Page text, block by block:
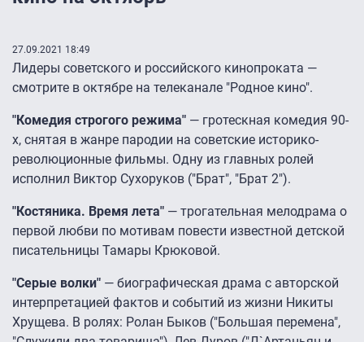
27.09.2021 18:49
Лидеры советского и российского кинопроката —
смотрите в октябре на телеканале "Родное кино".
"Комедия строгого режима" — гротескная комедия 90-
х, снятая в жанре пародии на советские историко-
революционные фильмы. Одну из главных ролей
исполнил Виктор Сухоруков ("Брат", "Брат 2").
"Костяника. Время лета" — трогательная мелодрама о
первой любви по мотивам повести известной детской
писательницы Тамары Крюковой.
"Серые волки" — биографическая драма с авторской
интерпретацией фактов и событий из жизни Никиты
Хрущева. В ролях: Ролан Быков ("Большая перемена",